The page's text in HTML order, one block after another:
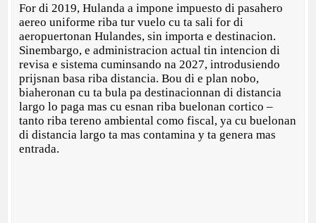
For di 2019, Hulanda a impone impuesto di pasahero
aereo uniforme riba tur vuelo cu ta sali for di
aeropuertonan Hulandes, sin importa e destinacion.
Sinembargo, e administracion actual tin intencion di
revisa e sistema cuminsando na 2027, introdusiendo
prijsnan basa riba distancia. Bou di e plan nobo,
biaheronan cu ta bula pa destinacionnan di distancia
largo lo paga mas cu esnan riba buelonan cortico –
tanto riba tereno ambiental como fiscal, ya cu buelonan
di distancia largo ta mas contamina y ta genera mas
entrada.